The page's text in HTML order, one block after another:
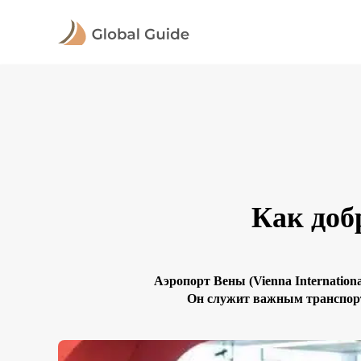
Как
Аэропорт Вены (Vienna
Он служит важным